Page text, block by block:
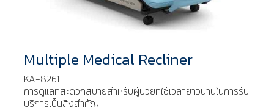
Multiple Medical Recliner
KA-8261
การดูแลที่สะดวกสบายสำหรับผู้ป่วยที่ใช้เวลายาวนานในการรับ
บริการเป็นสิ่งสำคัญ